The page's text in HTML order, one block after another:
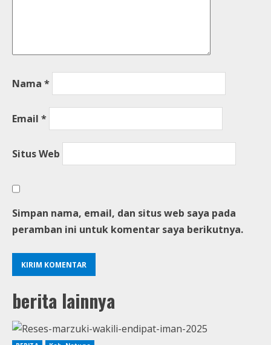
Nama *
Email *
Situs Web
Simpan nama, email, dan situs web saya pada
peramban ini untuk komentar saya berikutnya.
berita lainnya